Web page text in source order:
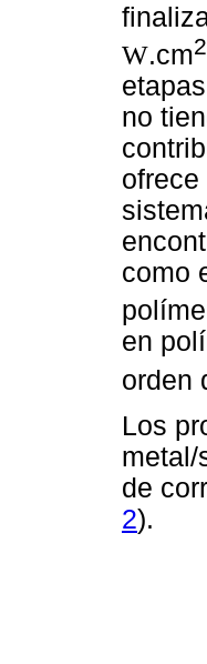
W.cm2
no
como
en
orden
Los
metal/
de
2).